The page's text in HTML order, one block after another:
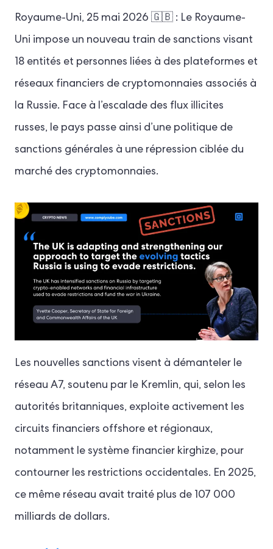
Royaume-Uni, 25 mai 2026 🇬🇧 : Le Royaume-
Uni impose un nouveau train de sanctions visant
18 entités et personnes liées à des plateformes et
réseaux financiers de cryptomonnaies associés à
la Russie. Face à l’escalade des flux illicites
russes, le pays passe ainsi d’une politique de
sanctions générales à une répression ciblée du
marché des cryptomonnaies.
Les nouvelles sanctions visent à démanteler le
réseau A7, soutenu par le Kremlin, qui, selon les
autorités britanniques, exploite activement les
circuits financiers offshore et régionaux,
notamment le système financier kirghize, pour
contourner les restrictions occidentales. En 2025,
ce même réseau avait traité plus de 107 000
milliards de dollars.